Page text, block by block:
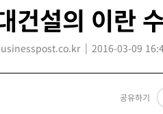
건설의 이란
2016-03-09
공유하기